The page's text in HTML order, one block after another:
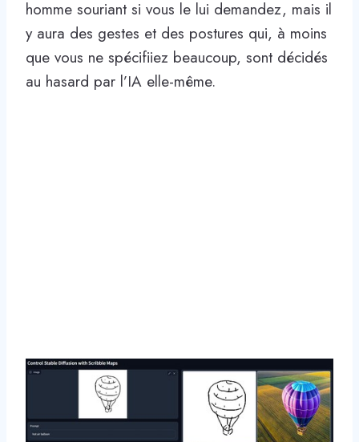
homme souriant si vous le lui demandez, mais il
y aura des gestes et des postures qui, à moins
que vous ne spécifiiez beaucoup, sont décidés
au hasard par l’IA elle-même.